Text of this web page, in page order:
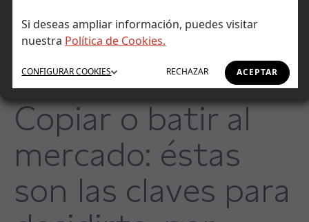
Si deseas ampliar información, puedes visitar
nuestra Política de Cookies.
ACEPTAR
RECHAZAR
CONFIGURARCOOKIES
Copiar o batir al
mercado: éstas
son las claves para